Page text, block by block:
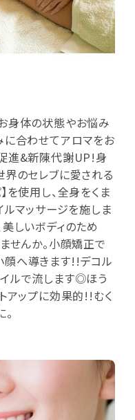
身体の状態やお悩み
に合わせてアロマをお
進&新陳代謝UP!身
界のセレブに愛される
を使用し、全身をくま
ルマッサージを施しま
しいボディのため
せんか。小顔矯正で
へ導きます!!デコル
ルで流します◎ほう
アップに効果的!!むく